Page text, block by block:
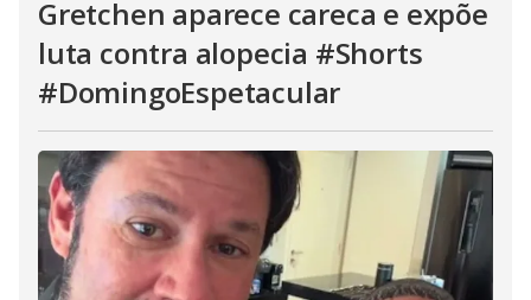
Gretchen aparece careca e expõe
luta contra alopecia #Shorts
#DomingoEspetacular